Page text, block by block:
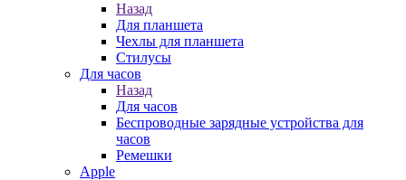
Назад
Для планшета
Чехлы для планшета
Стилусы
Для часов
Назад
Для часов
Беспроводные зарядные устройства для
часов
Ремешки
Apple